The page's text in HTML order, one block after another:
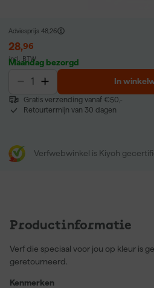
Adviesprijs 48,26
28,96
incl. BTW
Maandag bezorgd
In
Gratis verzending vanaf €50,-
Retourtermijn van 30 dagen
Verfwebwinkel is Kiyoh
Productinformatie
Verf die speciaal voor jou op kleur is
geretourneerd.
Kenmerken